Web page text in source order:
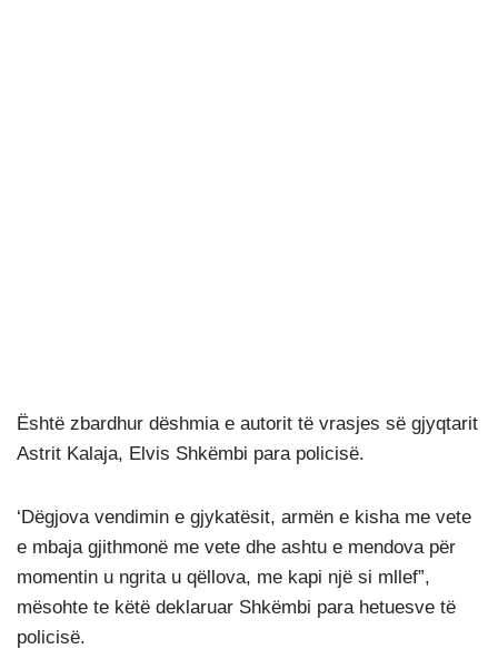
Është zbardhur dëshmia e autorit të vrasjes së gjyqtarit
Astrit Kalaja, Elvis Shkëmbi para policisë.
‘Dëgjova vendimin e gjykatësit, armën e kisha me vete
e mbaja gjithmonë me vete dhe ashtu e mendova për
momentin u ngrita u qëllova, me kapi një si mllef”,
mësohte te këtë deklaruar Shkëmbi para hetuesve të
policisë.